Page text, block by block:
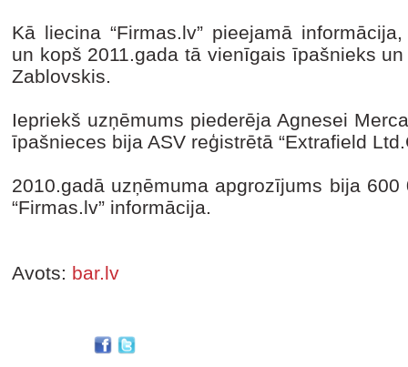
Kā liecina “Firmas.lv” pieejamā
un kopš 2011.gada tā vienīgais īpašnieks
Zablovskis.
Iepriekš uzņēmums piederēja Agnesei
īpašnieces bija ASV reģistrētā “Extrafield
2010.gadā uzņēmuma apgrozījums bija
“Firmas.lv” informācija.
Avots: bar.lv